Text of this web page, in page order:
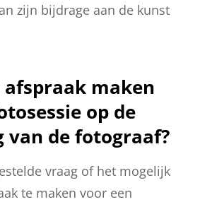
zijn bijdrage aan de kunst
afspraak maken
op de
van de fotograaf?
vraag of het mogelijk
te maken voor een